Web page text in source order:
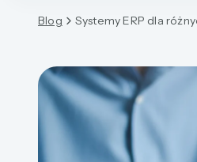
Blog Systemy ERP dla